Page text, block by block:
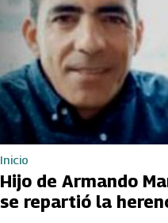
Inicio
Hijo de Armando
se repartió la